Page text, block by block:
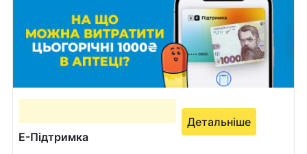
Е-Підтримка
Детальніше